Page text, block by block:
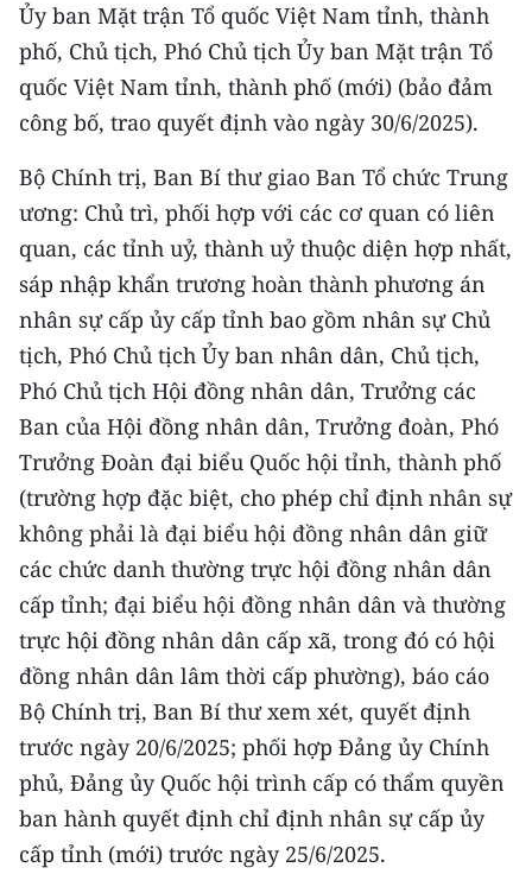
Ủy ban Mặt trận Tổ quốc Việt Nam tỉnh, thành
phố, Chủ tịch, Phó Chủ tịch Ủy ban Mặt trận Tổ
quốc Việt Nam tỉnh, thành phố (mới) (bảo đảm
công bố, trao quyết định vào ngày 30/6/2025).
Bộ Chính trị, Ban Bí thư giao Ban Tổ chức Trung
ương: Chủ trì, phối hợp với các cơ quan có liên
quan, các tỉnh uỷ, thành uỷ thuộc diện hợp nhất,
sáp nhập khẩn trương hoàn thành phương án
nhân sự cấp ủy cấp tỉnh bao gồm nhân sự Chủ
tịch, Phó Chủ tịch Ủy ban nhân dân, Chủ tịch,
Phó Chủ tịch Hội đồng nhân dân, Trưởng các
Ban của Hội đồng nhân dân, Trưởng đoàn, Phó
Trưởng Đoàn đại biểu Quốc hội tỉnh, thành phố
(trường hợp đặc biệt, cho phép chỉ định nhân sự
không phải là đại biểu hội đồng nhân dân giữ
các chức danh thường trực hội đồng nhân dân
cấp tỉnh; đại biểu hội đồng nhân dân và thường
trực hội đồng nhân dân cấp xã, trong đó có hội
đồng nhân dân lâm thời cấp phường), báo cáo
Bộ Chính trị, Ban Bí thư xem xét, quyết định
trước ngày 20/6/2025; phối hợp Đảng ủy Chính
phủ, Đảng ủy Quốc hội trình cấp có thẩm quyền
ban hành quyết định chỉ định nhân sự cấp ủy
cấp tỉnh (mới) trước ngày 25/6/2025.